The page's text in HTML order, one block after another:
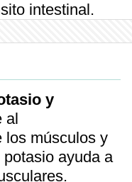
intestinal.
y
al
los músculos y
ayuda a